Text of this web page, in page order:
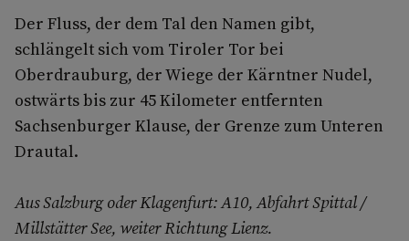
Der Fluss, der dem Tal den Namen gibt,
schlängelt sich vom Tiroler Tor bei
Oberdrauburg, der Wiege der Kärntner Nudel,
ostwärts bis zur 45 Kilometer entfernten
Sachsenburger Klause, der Grenze zum Unteren
Drautal.
Aus Salzburg oder Klagenfurt: A10, Abfahrt Spittal /
Millstätter See, weiter Richtung Lienz.